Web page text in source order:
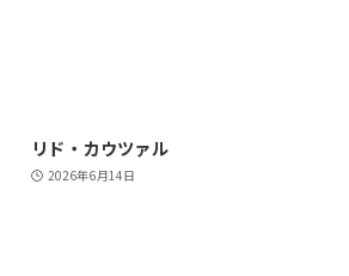
リド・カウツァル
2026年6月14日